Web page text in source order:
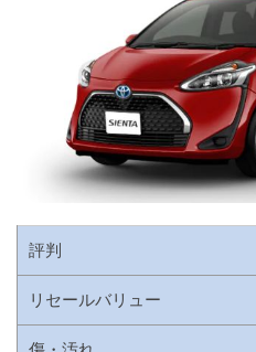
評判
リセールバリュー